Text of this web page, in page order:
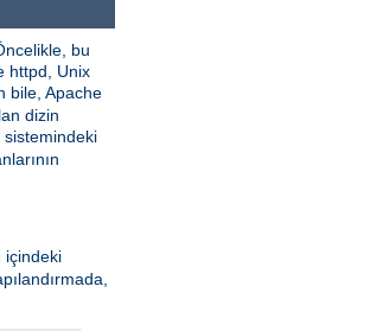
bu
httpd, Unix
bile, Apache
dizin
sistemindeki
içindeki